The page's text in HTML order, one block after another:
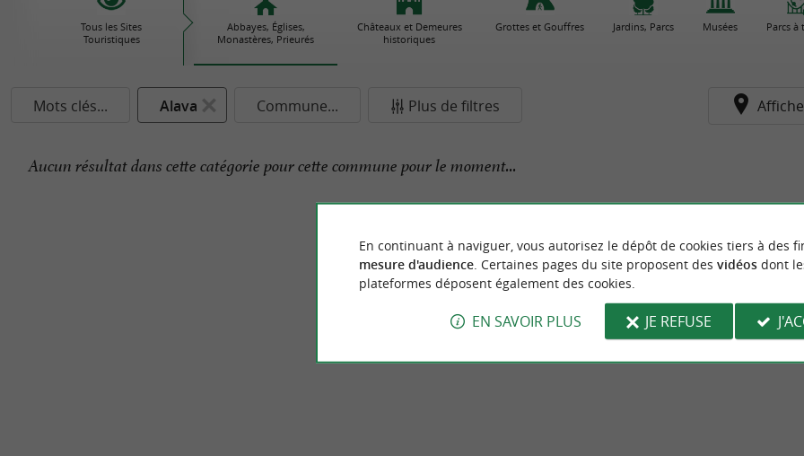
Tous les Sites
Touristiques
Abbayes, Églises,
Monastères, Prieurés
Châteaux et Demeures
historiques
Grottes et Gouffres Jardins, Parcs Musées Parcs à
Mots clés... Alava Commune... Plus de filtres
Aucun résultat dans cette catégorie pour cette commune pour le moment...
En continuant à naviguer, vous autorisez le dépôt de cookies tiers à des
mesure d'audience. Certaines pages du site proposent des vidéosdont
plateformes déposent également des cookies.
EN SAVOIR PLUS JE REFUSE